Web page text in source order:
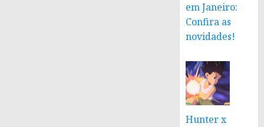
em Janeiro:
Confira as
novidades!
Hunter x